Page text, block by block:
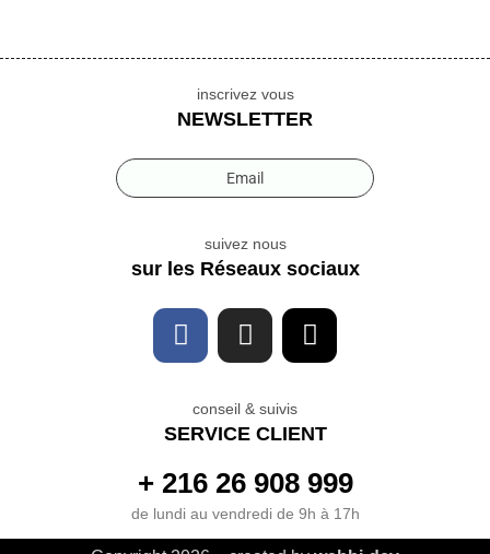
inscrivez vous
NEWSLETTER
Email
suivez nous
sur les Réseaux sociaux
conseil & suivis
SERVICE CLIENT
+ 216 26 908 999
de lundi au vendredi de 9h à 17h